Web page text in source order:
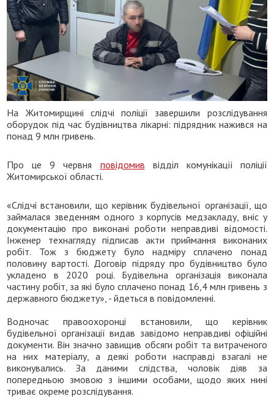
На Житомирщині слідчі поліції завершили розслідування
оборудок під час будівництва лікарні: підрядник нажився на
понад 9 млн гривень.
Про це 9 червня повідомив відділ комунікацїі поліції
Житомирської області.
«Слідчі встановили, що керівник будівельної організації, що
займалася зведенням одного з корпусів медзакладу, вніс у
документацію про виконані роботи неправдиві відомості.
Інженер технагляду підписав акти приймання виконаних
робіт. Тож з бюджету було надміру сплачено понад
половину вартості. Договір підряду про будівництво було
укладено в 2020 році. Будівельна організація виконала
частину робіт, за які було сплачено понад 16,4 млн гривень з
державного бюджету», - йдеться в повідомленні.
Водночас правоохоронці встановили, що керівник
будівельної організації видав завідомо неправдиві офіційні
документи. Він значно завищив обсяги робіт та витраченого
на них матеріалу, а деякі роботи насправді взагалі не
виконувались. За даними слідства, чоловік діяв за
попередньою змовою з іншими особами, щодо яких нині
триває окреме розслідування.